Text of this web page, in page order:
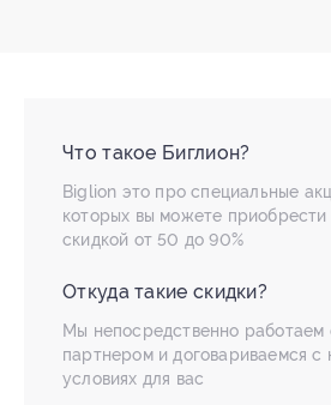
Что такое Биглион?
Biglion это про специальные
которых вы можете приобрести
скидкой от 50 до 90%
Откуда такие скидки?
Мы непосредственно
партнером и договариваемся с
условиях для вас